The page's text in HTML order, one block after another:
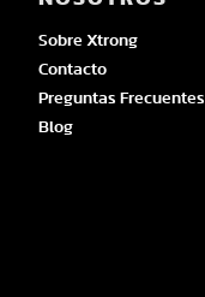
Sobre Xtrong
Contacto
Preguntas Frecuentes
Blog